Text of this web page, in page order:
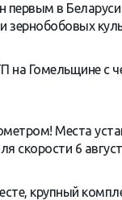
первым в
зернобобовых
на Гомельщине с
Места
скорости 6
крупный